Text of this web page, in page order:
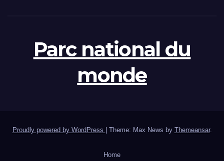
Parc national du
monde
Proudly powered by WordPress Theme: Max News by Themeansar.
Home